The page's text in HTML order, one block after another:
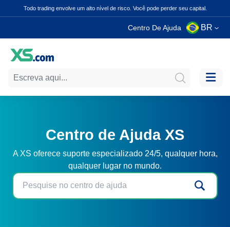
Todo trading envolve um alto nível de risco. Você pode perder seu capital.
Centro De Ajuda BR
Centro de Ajuda XS
A XS oferece suporte especializado 24/5, qualquer hora,
qualquer lugar no mundo.